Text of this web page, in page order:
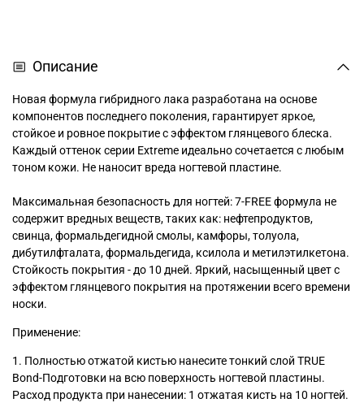
Описание
Новая формула гибридного лака разработана на основе
компонентов последнего поколения, гарантирует яркое,
стойкое и ровное покрытие с эффектом глянцевого блеска.
Каждый оттенок серии Extreme идеально сочетается с любым
тоном кожи. Не наносит вреда ногтевой пластине.
Максимальная безопасность для ногтей: 7-FREE формула не
содержит вредных веществ, таких как: нефтепродуктов,
свинца, формальдегидной смолы, камфоры, толуола,
дибутилфталата, формальдегида, ксилола и метилэтилкетона.
Стойкость покрытия - до 10 дней. Яркий, насыщенный цвет с
эффектом глянцевого покрытия на протяжении всего времени
носки.
Применение:
1. Полностью отжатой кистью нанесите тонкий слой TRUE
Bond-Подготовки на всю поверхность ногтевой пластины.
Расход продукта при нанесении: 1 отжатая кисть на 10 ногтей.